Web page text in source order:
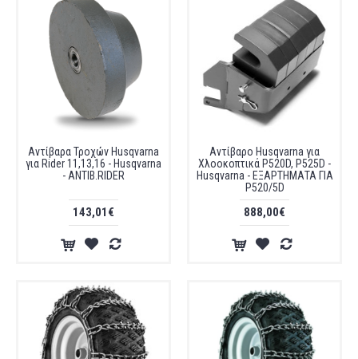
Αντίβαρα Τροχών Husqvarna
για Rider 11,13,16 - Husqvarna
- ΑΝΤΙΒ.RIDER
143,01€
Αντίβαρο Husqvarna για
Χλοοκοπτικά P520D, P525D -
Husqvarna - ΕΞΑΡΤΗΜΑΤΑ ΓΙΑ
P520/5D
888,00€